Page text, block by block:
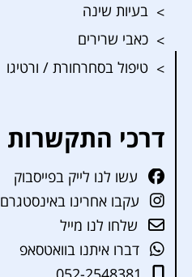
בעיות שינה
כאבי שרירים
טיפול בסחרחורת / ורטיגו
דרכי התקשרות
עשו לנו לייק בפייסבוק
עקבו אחרינו באינסטגרם
שלחו לנו מייל
דברו איתנו בוואטסאפ